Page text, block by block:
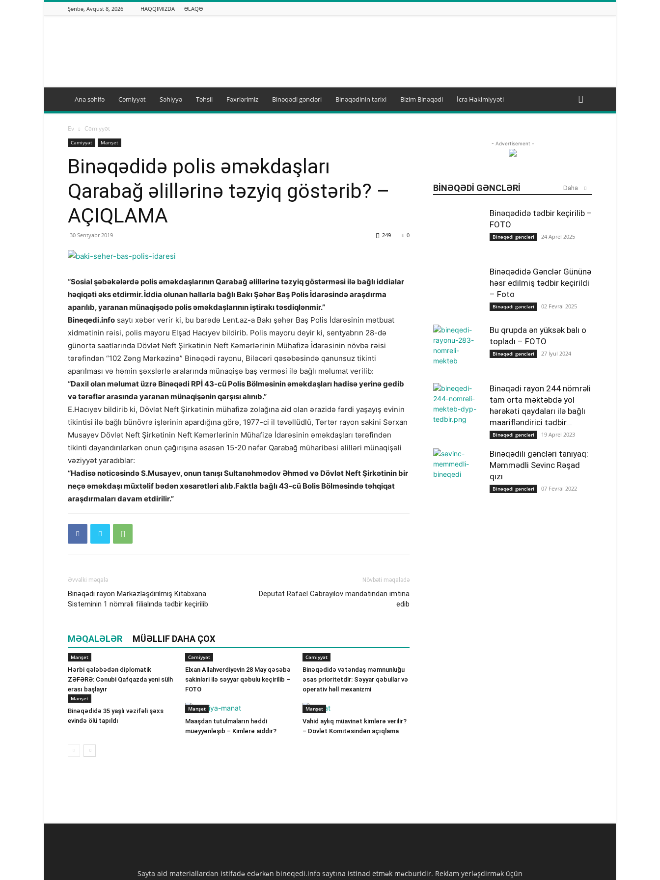
Şənbə, Avqust 8, 2026 HAQQIMIZDA ƏLAQƏ
Ana səhifə Cəmiyyət Səhiyyə Təhsil Fəxrlərimiz Binəqədi gəncləri Binəqədinin tarixi Bizim Binəqədi İcra Hakimiyyəti
Ev Cəmiyyət
Cəmiyyət Manşet
Binəqədidə polis əməkdaşları
Qarabağ əlillərinə təzyiq göstərib? –
AÇIQLAMA
30 Sentyabr 2019 0
249
“Sosial şəbəkələrdə polis əməkdaşlarının Qarabağ əlillərinə təzyiq göstərməsi ilə bağlı iddialar
həqiqəti əks etdirmir. İddia olunan hallarla bağlı Bakı Şəhər Baş Polis İdarəsində araşdırma
aparılıb, yaranan münaqişədə polis əməkdaşlarının iştirakı təsdiqlənmir.”
Bineqedi.info saytı xəbər verir ki, bu barədə Lent.az-a Bakı şəhər Baş Polis İdarəsinin mətbuat
xidmətinin rəisi, polis mayoru Elşad Hacıyev bildirib. Polis mayoru deyir ki, sentyabrın 28-də
günorta saatlarında Dövlət Neft Şirkətinin Neft Kəmərlərinin Mühafizə İdarəsinin növbə rəisi
tərəfindən “102 Zəng Mərkəzinə” Binəqədi rayonu, Biləcəri qəsəbəsində qanunsuz tikinti
aparılması və həmin şəxslərlə aralarında münaqişə baş verməsi ilə bağlı məlumat verilib:
“Daxil olan məlumat üzrə Binəqədi RPİ 43-cü Polis Bölməsinin əməkdaşları hadisə yerinə gedib
və tərəflər arasında yaranan münaqişənin qarşısı alınıb.”
E.Hacıyev bildirib ki, Dövlət Neft Şirkətinin mühafizə zolağına aid olan ərazidə fərdi yaşayış evinin
tikintisi ilə bağlı bünövrə işlərinin apardığına görə, 1977-ci il təvəllüdlü, Tərtər rayon sakini Sərxan
Musayev Dövlət Neft Şirkətinin Neft Kəmərlərinin Mühafizə İdarəsinin əməkdaşları tərəfindən
tikinti dayandırılarkən onun çağırışına əsasən 15-20 nəfər Qarabağ müharibəsi əlilləri münaqişəli
vəziyyət yaradıblar:
“Hadisə nəticəsində S.Musayev, onun tanışı Sultanəhmədov Əhməd və Dövlət Neft Şirkətinin bir
neçə əməkdaşı müxtəlif bədən xəsarətləri alıb.Faktla bağlı 43-cü Bolis Bölməsində təhqiqat
araşdırmaları davam etdirilir.”
Əvvəlki məqalə
Binəqədi rayon Mərkəzləşdirilmiş Kitabxana
Sisteminin 1 nömrəli filialında tədbir keçirilib
Növbəti məqalədə
Deputat Rafael Cəbrayılov mandatından imtina
edib
MƏQALƏLƏR MÜƏLLIF DAHA ÇOX
Manşet
Hərbi qələbədən diplomatik
ZƏFƏRƏ: Cənubi Qafqazda yeni sülh
erası başlayır
Cəmiyyət
Elxan Allahverdiyevin 28 May qəsəbə
sakinləri ilə səyyar qəbulu keçirilib –
FOTO
Cəmiyyət
Binəqədidə vətəndaş məmnunluğu
əsas prioritetdir: Səyyar qəbullar və
operativ həll mexanizmi
Manşet
Binəqədidə 35 yaşlı vəzifəli şəxs
evində ölü tapıldı
Manşet
Maaşdan tutulmaların həddi
müəyyənləşib – Kimlərə aiddir?
Manşet
Vahid aylıq müavinət kimlərə verilir?
– Dövlət Komitəsindən açıqlama
- Advertisement -
BINƏQƏDI GƏNCLƏRI Daha
Binəqədidə tədbir keçirilib –
FOTO
Binəqədi gəncləri 24 Aprel 2025
Binəqədidə Gənclər Gününə
həsr edilmiş tədbir keçirildi
– Foto
Binəqədi gəncləri 02 Fevral 2025
Bu qrupda ən yüksək balı o
topladı – FOTO
Binəqədi gəncləri 27 İyul 2024
Binəqədi rayon 244 nömrəli
tam orta məktəbdə yol
hərəkəti qaydaları ilə bağlı
maarifləndirici tədbir...
Binəqədi gəncləri 19 Aprel 2023
Binəqədili gəncləri tanıyaq:
Məmmədli Sevinc Rəşad
qızı
Binəqədi gəncləri 07 Fevral 2022
Sayta aid materiallardan istifadə edərkən bineqedi.info saytına istinad etmək məcburidir. Reklam yerləşdirmək üçün